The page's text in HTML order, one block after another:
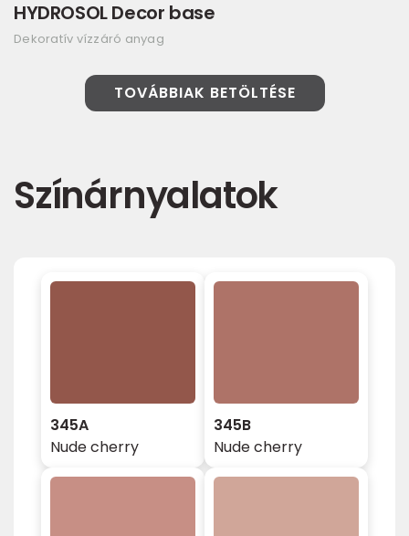
HYDROSOL Decor base
Dekoratív vízzáró anyag
TOVÁBBIAK BETÖLTÉSE
Színárnyalatok
345A
Nude cherry
345B
Nude cherry